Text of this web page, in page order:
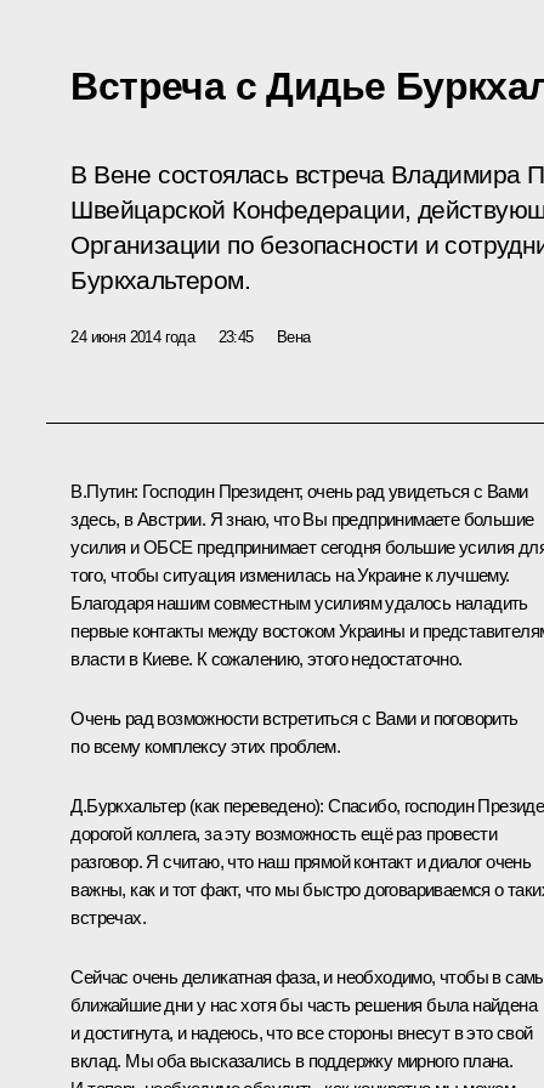
Встреча с Дидье
В Вене состоялась встреча Владимира
Швейцарской Конфедерации,
Организации по безопасности и
Буркхальтером.
24 июня 2014 года 23:45 Вена
В.Путин: Господин Президент, очень рад увидеться с Вами
здесь, в Австрии. Я знаю, что Вы предпринимаете большие
усилия иОБСЕ предпринимает сегодня большие усилия
того, чтобы ситуация изменилась на Украине к лучшему.
Благодаря нашим совместным усилиям удалось наладить
первые контакты между востоком Украины и
власти в Киеве. К сожалению, этого недостаточно.
Очень рад возможности встретиться с Вами и поговорить
по всему комплексу этих проблем.
Д.Буркхальтер (как переведено): Спасибо, господин
дорогой коллега, за эту возможность ещё раз провести
разговор. Я считаю, что наш прямой контакт и диалог очень
важны, как и тот факт, что мы быстро договариваемся о
встречах.
Сейчас очень деликатная фаза, и необходимо, чтобы в
ближайшие дни у нас хотя бы часть решения была найдена
и достигнута, и надеюсь, что все стороны внесут в это свой
вклад. Мы оба высказались в поддержку мирного плана.